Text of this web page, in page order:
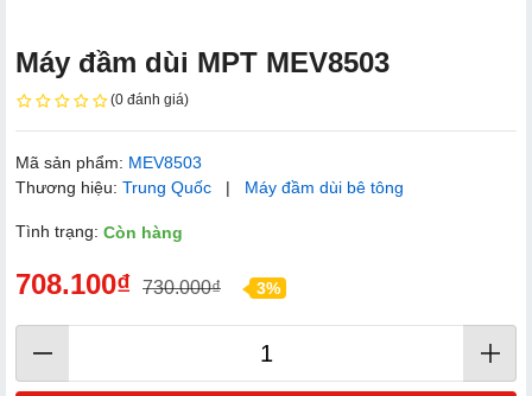
Máy đầm dùi MPT MEV8503
(0 đánh giá)
Mã sản phẩm: MEV8503
Thương hiệu: Trung Quốc | Máy đầm dùi bê tông
Tình trạng: Còn hàng
708.100₫ 730.000₫ 3%